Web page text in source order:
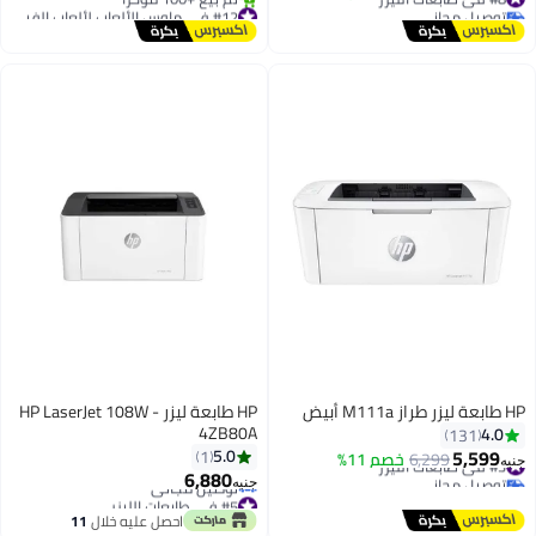
توصيل مجاني
#8 في طابعات الليزر توصيل مجاني
تم بيع +100 مؤخرًا
HP طابعة ليزر طراز M111a أبيض
4.0
131
جنيه5,599
6,299خصم 11% #3 في طابعات الليزر
توصيل مجاني
#3 في طابعات الليزر
HP طابعة ليزر HP LaserJet 108W -
4ZB80A
5.0
1
جنيه6,880
#5 في طابعات الليزر
أقل سعر في 7 يوماحصل عليه خلال 11